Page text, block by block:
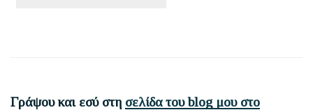
Interactions
Γράψου και εσύ στη σελίδα του blog μου στο